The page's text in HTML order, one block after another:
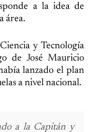
a la idea de
área.
y Tecnología
de José Mauricio
lanzado el plan
a nivel nacional.
a la Capitán y